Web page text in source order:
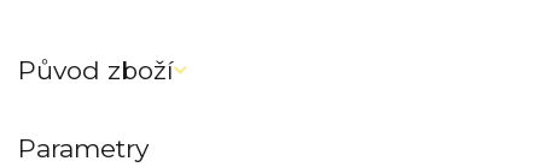
Původ zboží
Parametry